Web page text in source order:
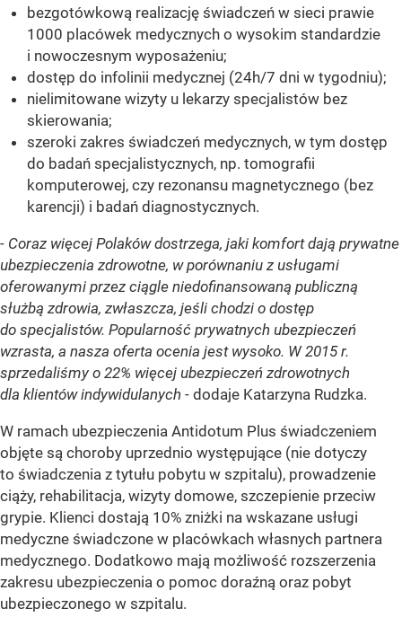
bezgotówkową realizację świadczeń w sieci prawie
1000 placówek medycznych o wysokim standardzie
i nowoczesnym wyposażeniu;
dostęp do infolinii medycznej (24h/7 dni w tygodniu);
nielimitowane wizyty u lekarzy specjalistów bez
skierowania;
szeroki zakres świadczeń medycznych, w tym dostęp
do badań specjalistycznych, np. tomografii
komputerowej, czy rezonansu magnetycznego (bez
karencji) i badań diagnostycznych.
- Coraz więcej Polaków dostrzega, jaki komfort dają prywatne
ubezpieczenia zdrowotne, w porównaniu z usługami
oferowanymi przez ciągle niedofinansowaną publiczną
służbą zdrowia, zwłaszcza, jeśli chodzi o dostęp
do specjalistów. Popularność prywatnych ubezpieczeń
wzrasta, a nasza oferta ocenia jest wysoko. W 2015 r.
sprzedaliśmy o 22% więcej ubezpieczeń zdrowotnych
dla klientów indywidulanych - dodaje Katarzyna Rudzka.
W ramach ubezpieczenia Antidotum Plus świadczeniem
objęte są choroby uprzednio występujące (nie dotyczy
to świadczenia z tytułu pobytu w szpitalu), prowadzenie
ciąży, rehabilitacja, wizyty domowe, szczepienie przeciw
grypie. Klienci dostają 10% zniżki na wskazane usługi
medyczne świadczone w placówkach własnych partnera
medycznego. Dodatkowo mają możliwość rozszerzenia
zakresu ubezpieczenia o pomoc doraźną oraz pobyt
ubezpieczonego w szpitalu.